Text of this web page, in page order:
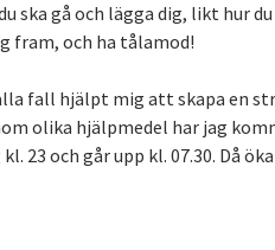
ska gå och lägga dig, likt hur
fram, och ha tålamod!
fall hjälpt mig att skapa en
olika hjälpmedel har jag
23 och går upp kl. 07.30. Då